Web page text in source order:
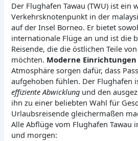
Der Flughafen Tawau (TWU) ist ein
Verkehrsknotenpunkt in der
auf der Insel Borneo. Er bietet
internationale Flüge an und ist die
Reisende, die die östlichen Teile
möchten. Moderne Einrichtungen
Atmosphäre sorgen dafür, dass
aufgehoben fühlen. Der Flughafen
effiziente Abwicklung und den
ihn zu einer beliebten Wahl für
Urlaubsreisende gleichermaßen
Alle Abflüge vom Flughafen Tawau
und morgen: